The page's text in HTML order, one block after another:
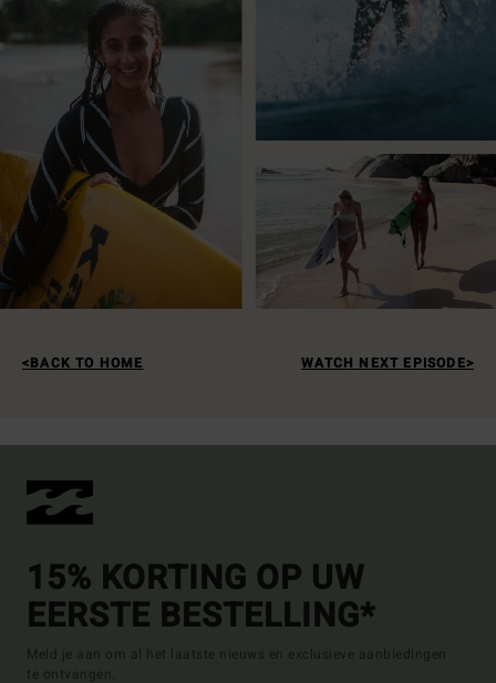
BACK TO HOME WATCH NEXT EPISODE
15% KORTING OP UW
EERSTE BESTELLING*
Meld je aan om al het laatste nieuws en exclusieve aanbiedingen
te ontvangen.